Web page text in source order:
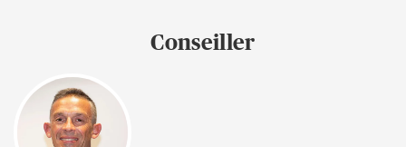
Conseiller